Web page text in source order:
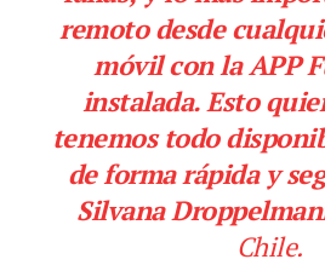
remoto desde
móvil con la APP
instalada. Esto
tenemos todo
de forma rápida y
Silvana
Chile.